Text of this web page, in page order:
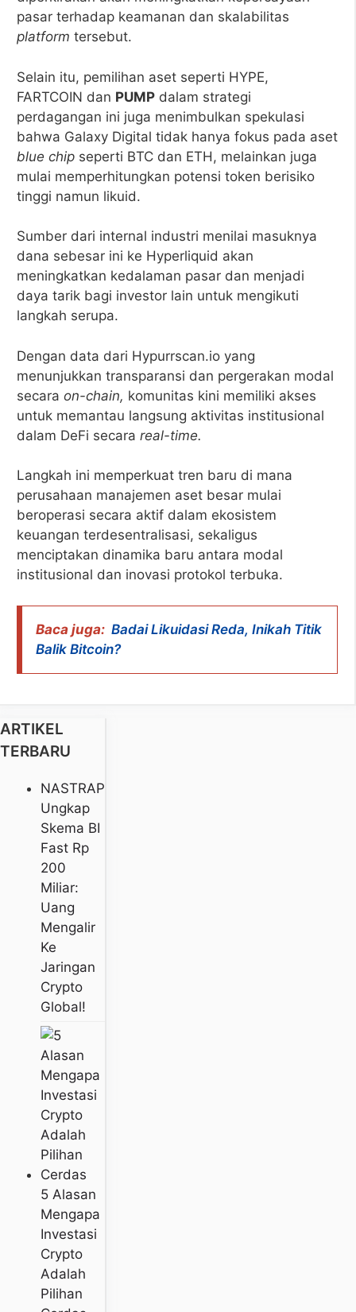
pasar terhadap keamanan dan skalabilitas
platform tersebut.
Selain itu, pemilihan aset seperti HYPE,
FARTCOIN dan PUMP dalam strategi
perdagangan ini juga menimbulkan spekulasi
bahwa Galaxy Digital tidak hanya fokus pada aset
blue chip seperti BTC dan ETH, melainkan juga
mulai memperhitungkan potensi token berisiko
tinggi namun likuid.
Sumber dari internal industri menilai masuknya
dana sebesar ini ke Hyperliquid akan
meningkatkan kedalaman pasar dan menjadi
daya tarik bagi investor lain untuk mengikuti
langkah serupa.
Dengan data dari Hypurrscan.io yang
menunjukkan transparansi dan pergerakan modal
secara on-chain, komunitas kini memiliki akses
untuk memantau langsung aktivitas institusional
dalam DeFi secara real-time.
Langkah ini memperkuat tren baru di mana
perusahaan manajemen aset besar mulai
beroperasi secara aktif dalam ekosistem
keuangan terdesentralisasi, sekaligus
menciptakan dinamika baru antara modal
institusional dan inovasi protokol terbuka.
Baca juga: Badai Likuidasi Reda, Inikah Titik
Balik Bitcoin?
ARTIKEL
TERBARU
NASTRAP
Ungkap
Skema BI
Fast Rp
200
Miliar:
Uang
Mengalir
Ke
Jaringan
Crypto
Global!
5 Alasan
Mengapa
Investasi
Crypto
Adalah
Pilihan